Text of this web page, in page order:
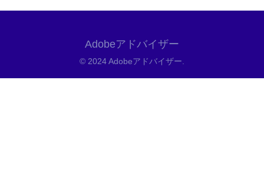
Adobeアドバイザー
© 2024 Adobeアドバイザー.